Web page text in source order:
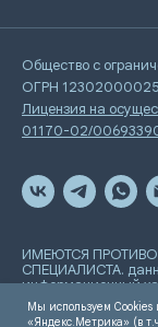
Общество с
ОГРН
Лицензия на
01170-02/
ИМЕЮТСЯ
СПЕЦИАЛИСТА.
информационный
определяемой
кодекса РФ
Мы используем
«Яндекс.Метрика» (в